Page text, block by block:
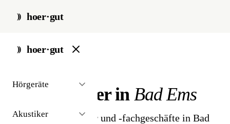
hoer·gut
hoer·gut
Hörgeräte
Akustiker
start / akustiker / bad-ems
Hörakustiker in Bad Ems
1 Hörgeräteakustiker und -fachgeschäfte in Bad